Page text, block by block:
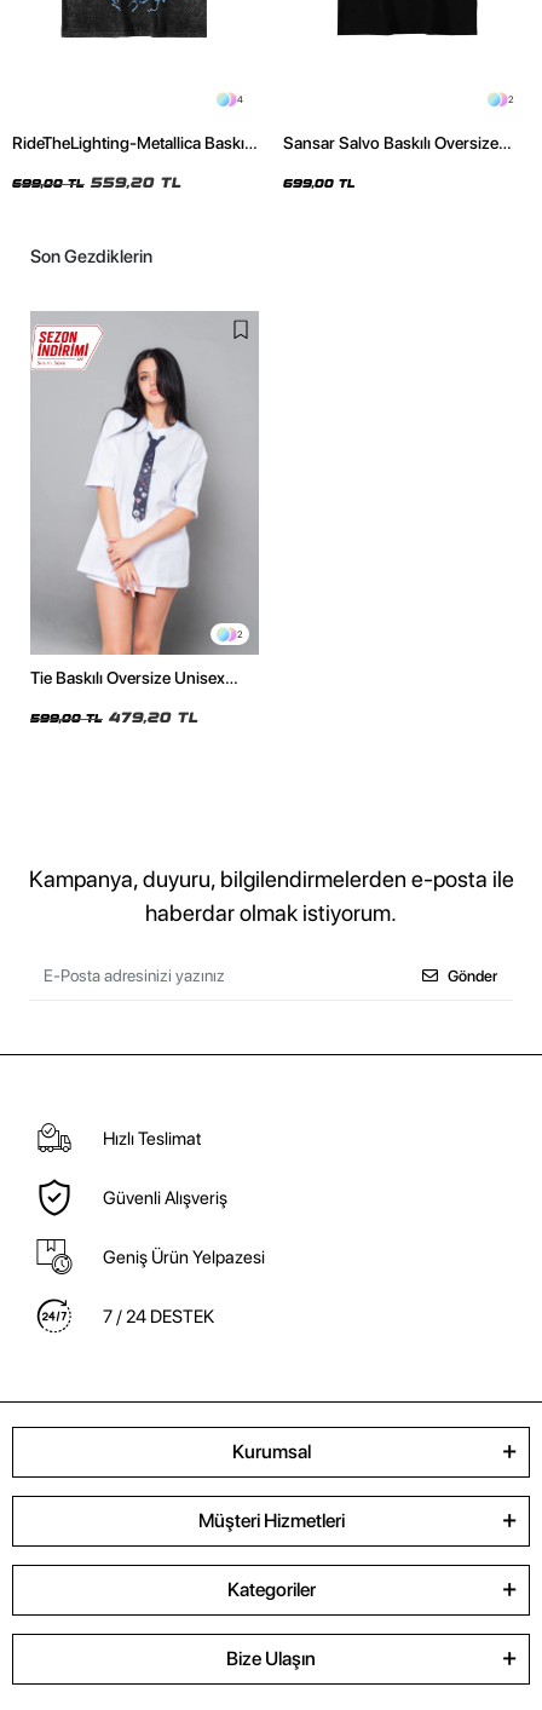
4
RideTheLighting-Metallica Baskılı
Tshirt
699,00 TL 559,20 TL
2
Sansar Salvo Baskılı Oversize
699,00 TL
Son Gezdiklerin
2
Tie Baskılı Oversize Unisex
599,00 TL 479,20 TL
Kampanya, duyuru, bilgilendirmelerden e-posta ile
haberdar olmak istiyorum.
Gönder
Hızlı Teslimat
Güvenli Alışveriş
Geniş Ürün Yelpazesi
7 / 24 DESTEK
Kurumsal
Müşteri Hizmetleri
Kategoriler
Bize Ulaşın